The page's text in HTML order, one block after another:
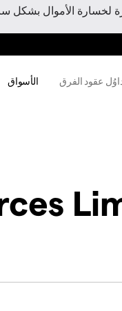
الأموال بشكل
عقود الفرق الأسواق